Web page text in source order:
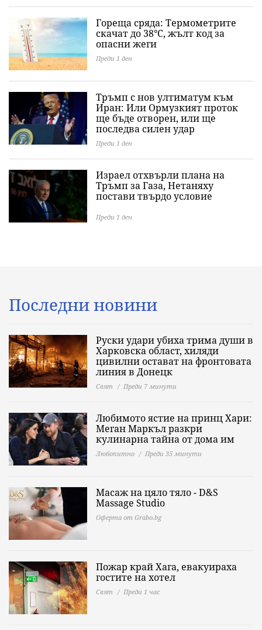
Гореща сряда: Термометрите
скачат до 38°C, жълт код за
опасни жеги
Преди 1 ден
Тръмп с нов ултиматум към
Иран: Или Ормузкият проток
ще бъде отворен, или ще
последва силен удар
Преди 1 ден
Израел отхвърли плана на
Тръмп за Газа, Нетаняху
постави твърдо условие
Преди 1 ден
Последни новини
Руски удари убиха трима души в
Харковска област, хиляди
цивилни остават на фронтовата
линия в Донецк
Свят Преди 7 минути
Любимото ястие на принц Хари:
Меган Маркъл разкри
кулинарна тайна от дома им
Любопитно Преди 35 минути
Масаж на цяло тяло - D&S
Massage Studio
Оферта от Grabo.bg
Пожар край Хага, евакуираха
гостите на хотел
Свят Преди 1 час